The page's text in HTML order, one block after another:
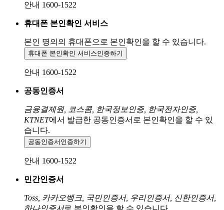
안내 1600-1522
휴대폰 본인확인 서비스
본인 명의의 휴대폰으로 본인확인을 할 수 있습니다.
휴대폰 본인확인 서비스인증하기
안내 1600-1522
공동인증서
금융결제원, 코스콤, 한국정보인증, 한국전자인증,
KTNET에서 발급한 공동인증서로 본인확인을 할 수 있
습니다.
공동인증서 인증하기
안내 1600-1522
민간인증서
Toss, 카카오뱅크, 국민인증서, 우리인증서, 신한인증서,